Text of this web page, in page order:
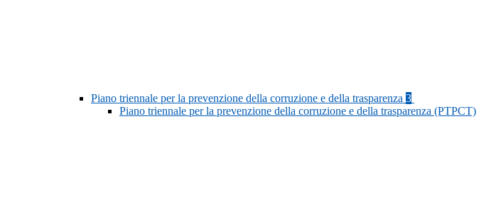
Piano triennale per la prevenzione della corruzione e della trasparenza 3
Piano triennale per la prevenzione della corruzione e della trasparenza (PTPCT)